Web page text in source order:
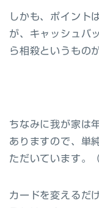
しかも、ポイント
が、キャッシュバ
ら相殺というもの
ちなみに我が家は
ありますので、単
ただいています。
カードを変えるだ